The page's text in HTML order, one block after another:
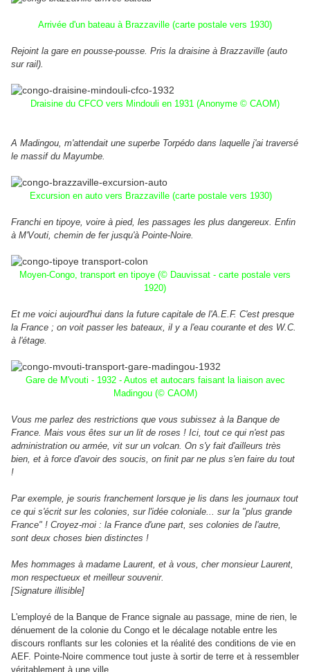
Arrivée d'un bateau à Brazzaville (carte postale vers 1930)
Rejoint la gare en pousse-pousse. Pris la draisine à Brazzaville (auto
sur rail).
Draisine du CFCO vers Mindouli en 1931 (Anonyme © CAOM)
A Madingou, m'attendait une superbe Torpédo dans laquelle j'ai traversé
le massif du Mayumbe.
Excursion en auto vers Brazzaville (carte postale vers 1930)
Franchi en tipoye, voire à pied, les passages les plus dangereux. Enfin
à M'Vouti, chemin de fer jusqu'à Pointe-Noire.
Moyen-Congo, transport en tipoye (© Dauvissat - carte postale vers
1920)
Et me voici aujourd'hui dans la future capitale de l'A.E.F. C'est presque
la France ; on voit passer les bateaux, il y a l'eau courante et des W.C.
à l'étage.
Gare de M'vouti - 1932 - Autos et autocars faisant la liaison avec
Madingou (© CAOM)
Vous me parlez des restrictions que vous subissez à la Banque de
France. Mais vous êtes sur un lit de roses ! Ici, tout ce qui n'est pas
administration ou armée, vit sur un volcan. On s'y fait d'ailleurs très
bien, et à force d'avoir des soucis, on finit par ne plus s'en faire du tout
!
Par exemple, je souris franchement lorsque je lis dans les journaux tout
ce qui s'écrit sur les colonies, sur l'idée coloniale... sur la "plus grande
France" ! Croyez-moi : la France d'une part, ses colonies de l'autre,
sont deux choses bien distinctes !
Mes hommages à madame Laurent, et à vous, cher monsieur Laurent,
mon respectueux et meilleur souvenir.
[Signature illisible]
L'employé de la Banque de France signale au passage, mine de rien, le
dénuement de la colonie du Congo et le décalage notable entre les
discours ronflants sur les colonies et la réalité des conditions de vie en
AEF. Pointe-Noire commence tout juste à sortir de terre et à ressembler
véritablement à une ville.